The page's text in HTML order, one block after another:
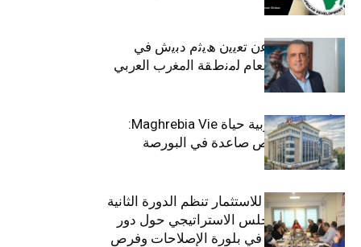
ﺗﯾﺗرا ﺑﺎك ﺗﻌﻠن ﻋن ﺗﻌﯾﯾن ھﯾﺛم دﺑﯾش ﻓﻲ
ﻣﻧﺻب اﻟﻣدﯾر اﻟﻌﺎم ﻟﻣﻧطﻘﺔ اﻟﻣﻐرب اﻟﻌرﺑﻲ
وﻏرب أﻓرﯾﻘﯾﺎ
التأمينات المغربية حياة Maghrebia Vie:
فاعل رائد بفرص صاعدة في البورصة
(+34.8%)
الهيئة التونسية للاستثمار تنظم الدورة الثانية
والعشرين للمجلس الاستراتيجي حول دور
القطاع الخاص في بلورة الإصلاحات وفرص